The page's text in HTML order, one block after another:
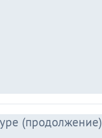
(продолжение)